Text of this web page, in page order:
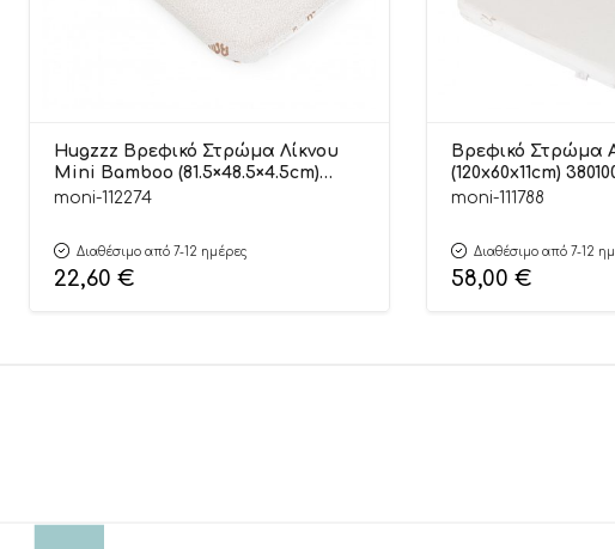
Hugzzz Βρεφικό Στρώμα Λίκνου
Mini Bamboo (81.5×48.5×4.5cm)
3800146272548
moni-112274
Διαθέσιμο από 7-12 ημέρες
22,60 €
Βρεφικό Στρώμα
(120x60x11cm)
Hugzzz
moni-111788
Διαθέσιμο από 7-12
58,00 €